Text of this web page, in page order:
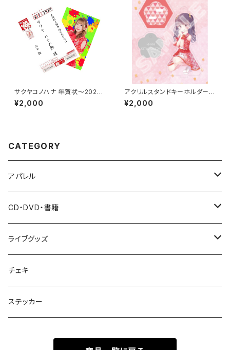
サクヤコノハナ 年賀状〜202
2〜【山田 雛】
¥2,000
アクリルスタンドキーホルダー
(イラスト ver.)【川口 星】
¥2,000
CATEGORY
アパレル
Tシャツ
パーカー
バッグ
CD・DVD・書籍
CD
DVD・Blu-ray
雑誌・写真集
ライブグッズ
ペンライト
タオル
チェキ
ステッカー